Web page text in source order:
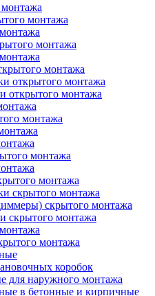
монтажа
монтажа
монтажа
открытого монтажа
открытого монтажа
монтажа
монтажа
монтажа
скрытого монтажа
скрытого монтажа
скрытого монтажа
монтажа
коробок
для наружного монтажа
в бетонные и кирпичные